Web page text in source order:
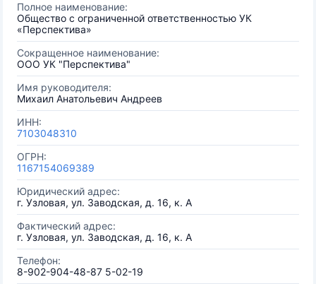
Полное наименование:
Общество с ограниченной ответственностью УК
«Перспектива»
Сокращенное наименование:
ООО УК "Перспектива"
Имя руководителя:
Михаил Анатольевич Андреев
ИНН:
7103048310
ОГРН:
1167154069389
Юридический адрес:
г. Узловая, ул. Заводская, д. 16, к. А
Фактический адрес:
г. Узловая, ул. Заводская, д. 16, к. А
Телефон:
8-902-904-48-87 5-02-19